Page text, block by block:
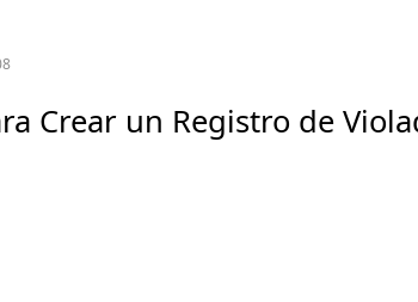
Crear un Registro de